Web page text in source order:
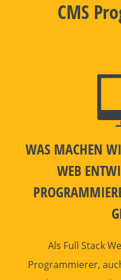
CMS
WAS MACHEN
WEB
Als Full Stack
Programmierer,